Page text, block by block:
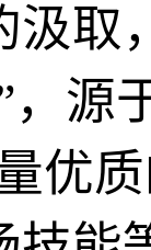
汲取
，源
优